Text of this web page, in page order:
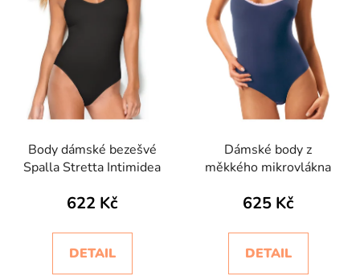
Body dámské bezešvé
Spalla Stretta Intimidea
622 Kč
DETAIL
Dámské body z
měkkého mikrovlákna
625 Kč
DETAIL